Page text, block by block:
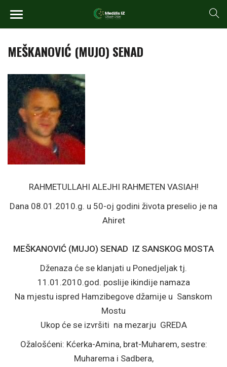
MEŠKANOVIĆ (MUJO) SENAD
RAHMETULLAHI ALEJHI RAHMETEN VASIAH!
Dana 08.01.2010.g. u 50-oj godini života preselio je na
Ahiret
MEŠKANOVIĆ (MUJO) SENAD IZ SANSKOG MOSTA
Dženaza će se klanjati u Ponedjeljak tj.
11.01.2010.god. poslije ikindije namaza
Na mjestu ispred Hamzibegove džamije u Sanskom
Mostu
Ukop će se izvršiti na mezarju GREDA
Ožalošćeni: Kćerka-Amina, brat-Muharem, sestre:
Muharema i Sadbera,